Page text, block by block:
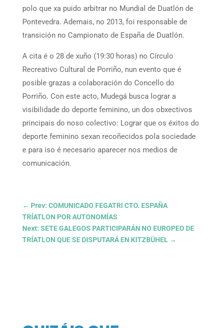
polo que xa puido arbitrar no Mundial de Duatlón de
Pontevedra. Ademais, no 2013, foi responsable de
transición no Campionato de España de Duatlón.
A cita é o 28 de xuño (19:30 horas) no Círculo
Recreativo Cultural de Porriño, nun evento que é
posible grazas a colaboración do Concello do
Porriño. Con este acto, Mudegá busca lograr a
visibilidade do deporte feminino, un dos obxectivos
principais do noso colectivo: Lograr que os éxitos do
deporte feminino sexan recoñecidos pola sociedade
e para iso é necesario aparecer nos medios de
comunicación.
← Prev: COMUNICADO FEGATRI CTO. ESPAÑA
TRÍATLON POR AUTONOMÍAS
Next: SETE GALEGOS PARTICIPARÁN NO EUROPEO DE
TRÍATLON QUE SE DISPUTARÁ EN KITZBÜHEL→